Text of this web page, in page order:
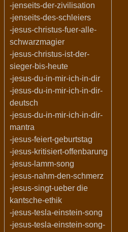
-jenseits-der-zivilisation
-jenseits-des-schleiers
-jesus-christus-fuer-alle-
schwarzmagier
-jesus-christus-ist-der-
sieger-bis-heute
-jesus-du-in-mir-ich-in-dir
-jesus-du-in-mir-ich-in-dir-
deutsch
-jesus-du-in-mir-ich-in-dir-
mantra
-jesus-feiert-geburtstag
-jesus-kritisiert-offenbarung
-jesus-lamm-song
-jesus-nahm-den-schmerz
-jesus-singt-ueber die
kantsche-ethik
-jesus-tesla-einstein-song
-jesus-tesla-einstein-song-